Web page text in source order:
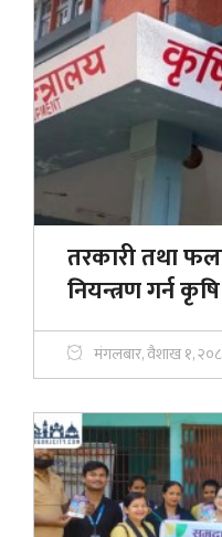
तरकारी तथा
नियन्त्रण गर्न
मंगलबार, वैशाख १,